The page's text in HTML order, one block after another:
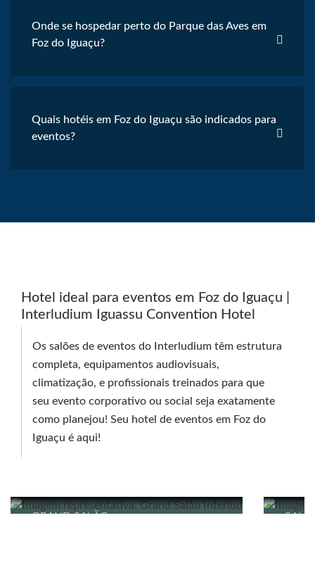
Onde se hospedar perto do Parque das Aves em
Foz do Iguaçu?
Quais hotéis em Foz do Iguaçu são indicados para
eventos?
Hotel ideal para eventos em Foz do Iguaçu |
Interludium Iguassu Convention Hotel
Os salões de eventos do Interludium têm estrutura
completa, equipamentos audiovisuais,
climatização, e profissionais treinados para que
seu evento corporativo ou social seja exatamente
como planejou! Seu hotel de eventos em Foz do
Iguaçu é aqui!
GRAND SALÃO